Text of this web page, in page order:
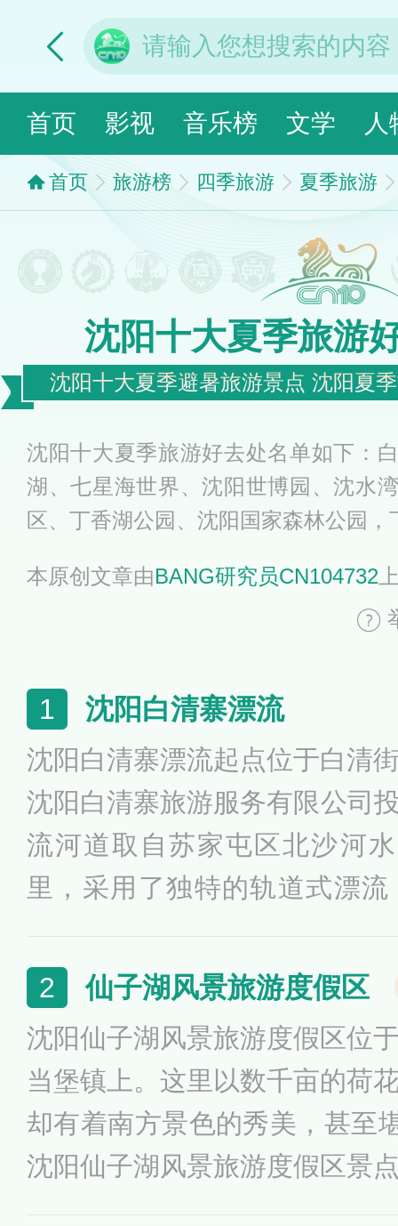
首页 影视 音乐榜 文学 人
首页 旅游榜 四季旅游 夏季旅游
沈阳十大夏季旅游
沈阳十大夏季避暑旅游景点 沈阳夏
沈阳十大夏季旅游好去处名单如下：
湖、七星海世界、沈阳世博园、沈水
区、丁香湖公园、沈阳国家森林公园
本原创文章由BANG研究员CN104732
1 沈阳白清寨漂流
沈阳白清寨漂流起点位于白清
沈阳白清寨旅游服务有限公司
流河道取自苏家屯区北沙河
里，采用了独特的轨道式漂
乐园、真人CS、骑马、疯狂
陆两用车、烧烤广场等深受大
2 仙子湖风景旅游度假区
沈阳仙子湖风景旅游度假区位
当堡镇上。这里以数千亩的荷
却有着南方景色的秀美，甚至
沈阳仙子湖风景旅游度假区景